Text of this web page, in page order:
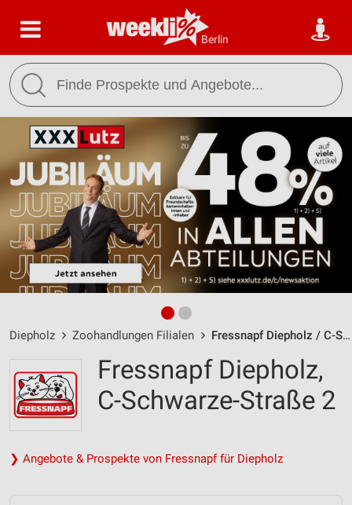
Berlin
Diepholz Zoohandlungen Filialen Fressnapf Diepholz / C-Schwarze-Straße 2 - Öffnungszeiten & Adresse
Fressnapf Diepholz,
C-Schwarze-Straße 2
❯ Angebote & Prospekte von Fressnapf für Diepholz